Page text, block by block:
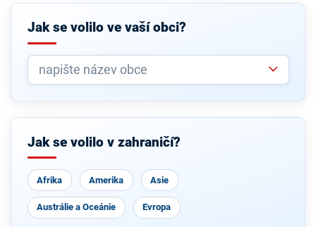
Jak se volilo ve vaší obci?
Jak se volilo v zahraničí?
Afrika Amerika Asie
Austrálie a Oceánie Evropa